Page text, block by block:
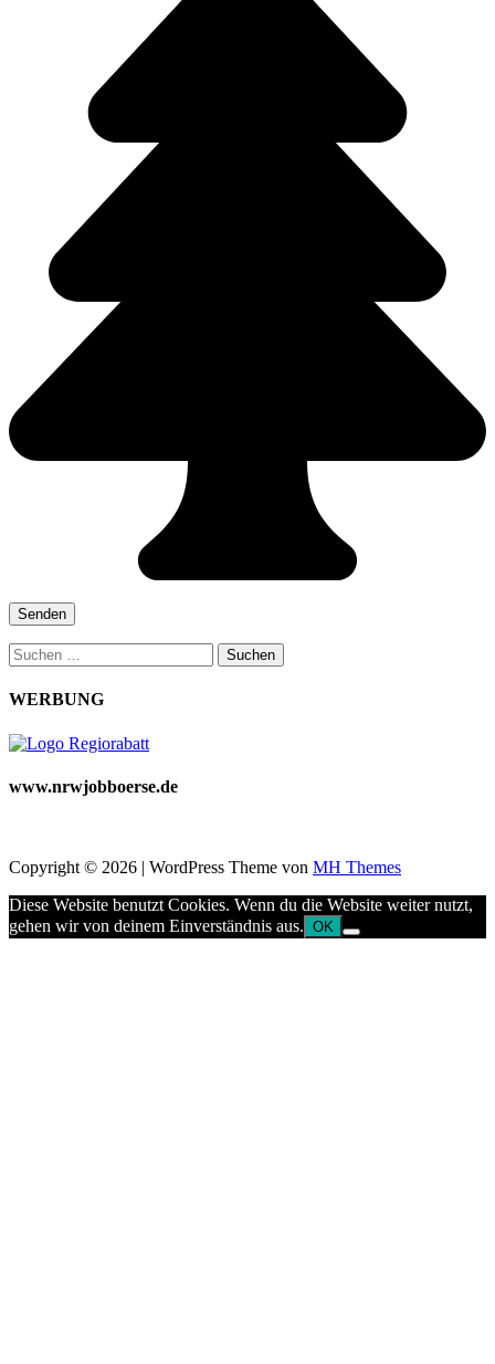
Suchen
nach:
WERBUNG
www.nrwjobboerse.de
Copyright © 2026 | WordPress Theme von MH Themes
Diese Website benutzt Cookies. Wenn du die Website weiter nutzt,
gehen wir von deinem Einverständnis aus. OK